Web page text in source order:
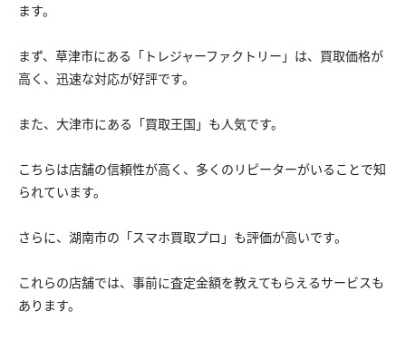
ます。
まず、草津市にある「トレジャーファクトリー」は、買取価格が
高く、迅速な対応が好評です。
また、大津市にある「買取王国」も人気です。
こちらは店舗の信頼性が高く、多くのリピーターがいることで知
られています。
さらに、湖南市の「スマホ買取プロ」も評価が高いです。
これらの店舗では、事前に査定金額を教えてもらえるサービスも
あります。